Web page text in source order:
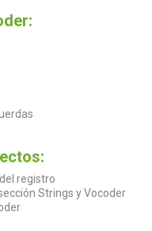
registro
Strings y Vocoder